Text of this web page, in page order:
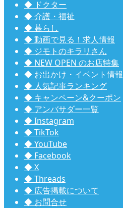
◆ ドクター
◆ 介護・福祉
◆ 暮らし
◆ 動画で見る！求人情報
◆ ジモトのキラリさん
◆ NEW OPEN のお店特集
◆ お出かけ・イベント情報
◆ 人気記事ランキング
◆ キャンペーン&クーポン
◆ アンバサダー一覧
◆ Instagram
◆ TikTok
◆ YouTube
◆ Facebook
◆ X
◆ Threads
◆ 広告掲載について
◆ お問合せ